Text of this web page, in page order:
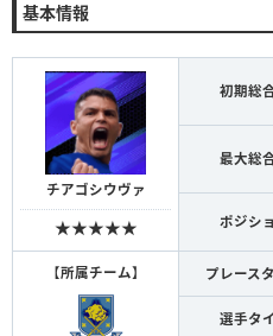
基本情報
チアゴシウヴァ
★★★★★
初期総
最大総
ポジシ
【所属チーム】 プレース
選手タ